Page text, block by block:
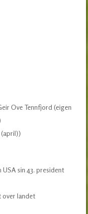
Ove Tennfjord (eigen
(april))
sin 43. president
over landet